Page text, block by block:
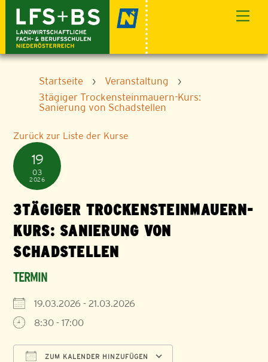
content
Startseite › Veranstaltung
›
3tägiger Trockensteinmauern-Kurs:
Sanierung von Schadstellen
Zurück zur Liste der Kurse
19
03
2026
3TÄGIGER TROCKENSTEINMAUERN-
KURS: SANIERUNG VON
SCHADSTELLEN
TERMIN
19.03.2026 - 21.03.2026
8:30 - 17:00
ZUM KALENDER HINZUFÜGEN